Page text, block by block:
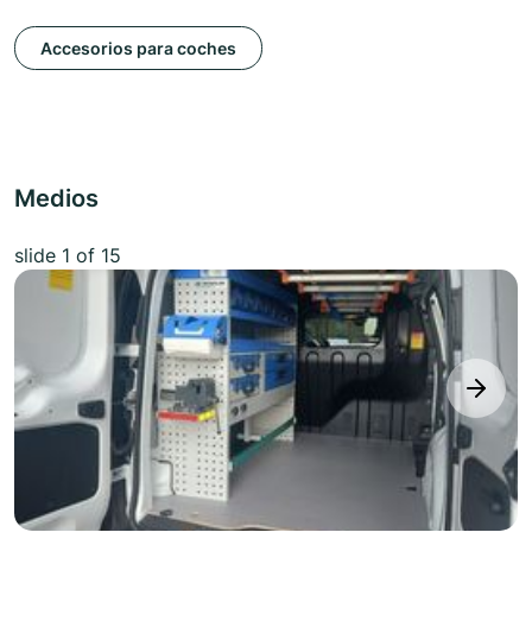
Accesorios para coches
Medios
next
slide 1 of 15